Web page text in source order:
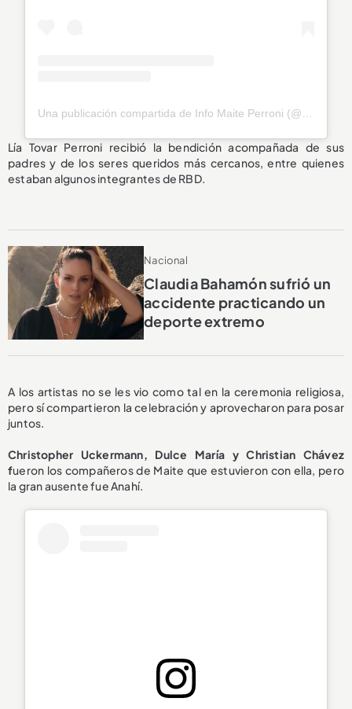
Lía Tovar Perroni recibió la bendición acompañada de sus
padres y de los seres queridos más cercanos, entre quienes
estaban algunos integrantes de RBD.
Nacional
Claudia Bahamón sufrió un
accidente practicando un
deporte extremo
A los artistas no se les vio como tal en la ceremonia religiosa,
pero sí compartieron la celebración y aprovecharon para posar
juntos.
Christopher Uckermann, Dulce María y Christian Chávez
fueron los compañeros de Maite que estuvieron con ella, pero
la gran ausente fue Anahí.